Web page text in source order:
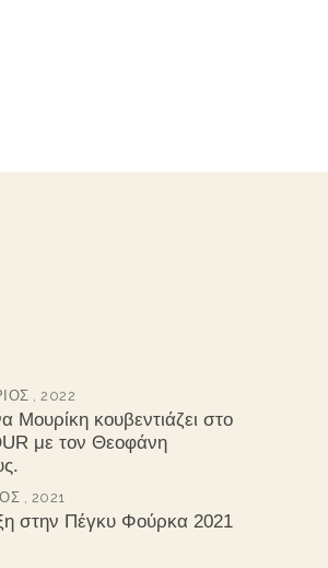
, 2022
Μουρίκη κουβεντιάζει στο
με τον Θεοφάνη
, 2021
στην Πέγκυ Φούρκα 2021